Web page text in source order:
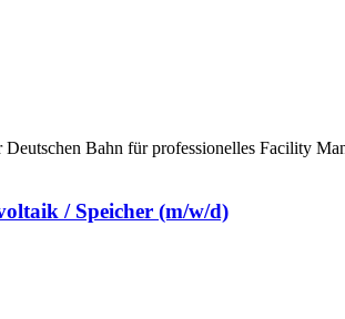
Bahn für professionelles Facility
/ Speicher (m/w/d)